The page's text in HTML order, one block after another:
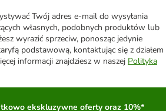
Twój adres e-mail do wysyłania
własnych, podobnych produktów lub
wyrazić sprzeciw, ponosząc jedynie
podstawową, kontaktując się z działem
informacji znajdziesz w naszej Polityka
ekskluzywne oferty oraz 10%*